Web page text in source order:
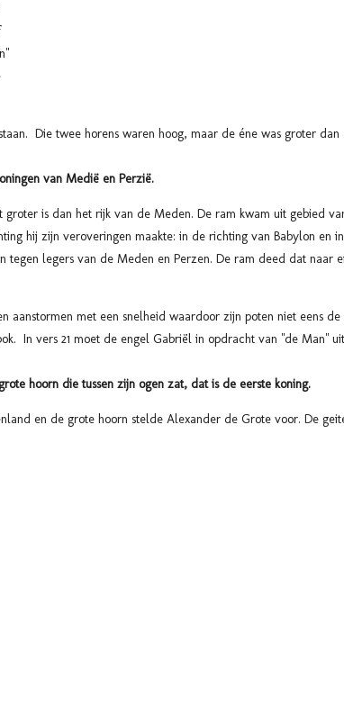
Die twee horens waren hoog, maar de éne was groter dan
van Medië en Perzië.
is dan het rijk van de Meden. De ram kwam uit gebied
hij zijn veroveringen maakte: in de richting van Babylon en
tegen legers van de Meden en Perzen. De ram deed dat naar
met een snelheid waardoor zijn poten niet eens
In vers 21 moet de engel Gabriël in opdracht van "de Man"
hoorn die tussen zijn ogen zat, dat is de eerste koning.
en de grote hoorn stelde Alexander de Grote voor. De